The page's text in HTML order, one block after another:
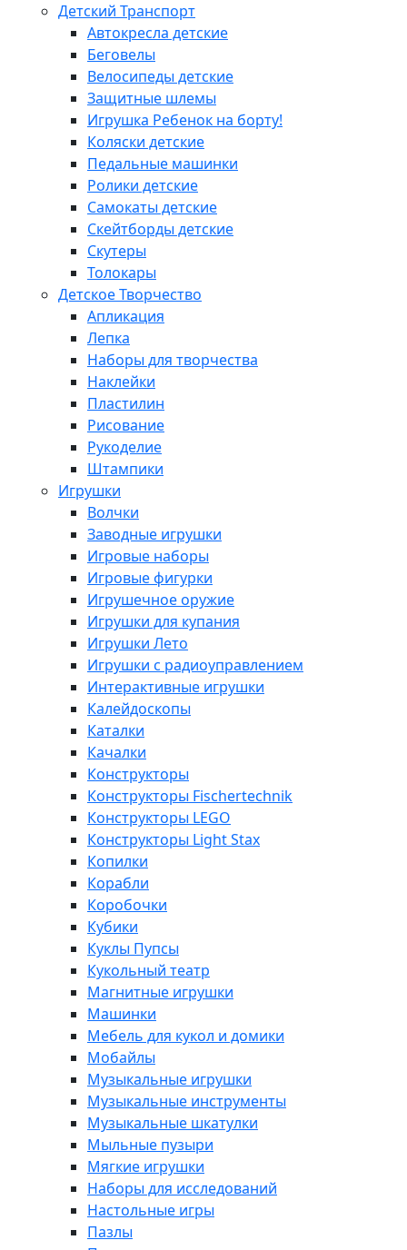
Детский Транспорт
Автокресла детские
Беговелы
Велосипеды детские
Защитные шлемы
Игрушка Ребенок на борту!
Коляски детские
Педальные машинки
Ролики детские
Самокаты детские
Скейтборды детские
Скутеры
Толокары
Детское Творчество
Апликация
Лепка
Наборы для творчества
Наклейки
Пластилин
Рисование
Рукоделие
Штампики
Игрушки
Волчки
Заводные игрушки
Игровые наборы
Игровые фигурки
Игрушечное оружие
Игрушки для купания
Игрушки Лето
Игрушки с радиоуправлением
Интерактивные игрушки
Калейдоскопы
Каталки
Качалки
Конструкторы
Конструкторы Fisсhertechnik
Конструкторы LEGO
Конструкторы Light Stax
Копилки
Корабли
Коробочки
Кубики
Куклы Пупсы
Кукольный театр
Магнитные игрушки
Машинки
Мебель для кукол и домики
Мобайлы
Музыкальные игрушки
Музыкальные инструменты
Музыкальные шкатулки
Мыльные пузыри
Мягкие игрушки
Наборы для исследований
Настольные игры
Пазлы